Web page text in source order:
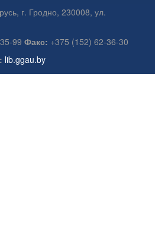
г. Гродно, 230008, ул.
99 Факс: +375 (152) 62-36-30
lib.ggau.by